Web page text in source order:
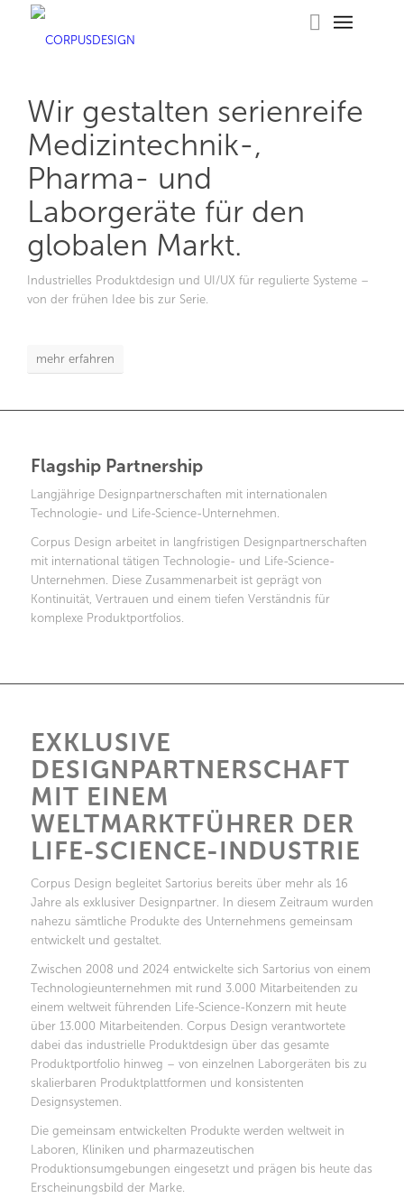
Wir gestalten serienreife
Medizintechnik-,
Pharma- und
Laborgeräte für den
globalen Markt.
Industrielles Produktdesign und UI/UX für regulierte Systeme –
von der frühen Idee bis zur Serie.
mehr erfahren
Flagship Partnership
Langjährige Designpartnerschaften mit internationalen
Technologie- und Life-Science-Unternehmen.
Corpus Design arbeitet in langfristigen Designpartnerschaften
mit international tätigen Technologie- und Life-Science-
Unternehmen. Diese Zusammenarbeit ist geprägt von
Kontinuität, Vertrauen und einem tiefen Verständnis für
komplexe Produktportfolios.
EXKLUSIVE
DESIGNPARTNERSCHAFT
MIT EINEM
WELTMARKTFÜHRER DER
LIFE-SCIENCE-INDUSTRIE
Corpus Design begleitet Sartorius bereits über mehr als 16
Jahre als exklusiver Designpartner. In diesem Zeitraum wurden
nahezu sämtliche Produkte des Unternehmens gemeinsam
entwickelt und gestaltet.
Zwischen 2008 und 2024 entwickelte sich Sartorius von einem
Technologieunternehmen mit rund 3.000 Mitarbeitenden zu
einem weltweit führenden Life-Science-Konzern mit heute
über 13.000 Mitarbeitenden. Corpus Design verantwortete
dabei das industrielle Produktdesign über das gesamte
Produktportfolio hinweg – von einzelnen Laborgeräten bis zu
skalierbaren Produktplattformen und konsistenten
Designsystemen.
Die gemeinsam entwickelten Produkte werden weltweit in
Laboren, Kliniken und pharmazeutischen
Produktionsumgebungen eingesetzt und prägen bis heute das
Erscheinungsbild der Marke.